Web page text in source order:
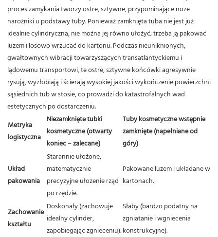
proces zamykania tworzy ostre, sztywne, przypominające noże
narożniki u podstawy tuby. Ponieważ zamknięta tuba nie jest już
idealnie cylindryczna, nie można jej równo ułożyć; trzeba ją pakować
luzem i losowo wrzucać do kartonu. Podczas nieuniknionych,
gwałtownych wibracji towarzyszących transatlantyckiemu i
lądowemu transportowi, te ostre, sztywne końcówki agresywnie
rysują, wyżłobiają i ścierają wysokiej jakości wykończenie powierzchni
sąsiednich tub w stosie, co prowadzi do katastrofalnych wad
estetycznych po dostarczeniu.
Metryka
logistyczna
Niezamknięte tubki
kosmetyczne (otwarty
koniec – zalecane)
Tuby kosmetyczne wstępnie
zamknięte (napełniane od
góry)
Układ
pakowania
Starannie ułożone,
matematycznie
precyzyjne ułożenie rząd
po rzędzie.
Pakowane luzem i układane w
kartonach.
Zachowanie
kształtu
Doskonały (zachowuje
idealny cylinder,
zapobiegając zgnieceniu).
Słaby (bardzo podatny na
zgniatanie i wgniecenia
konstrukcyjne).